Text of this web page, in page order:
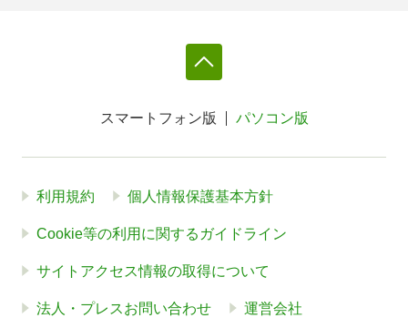
スマートフォン版 パソコン版
利用規約 個人情報保護基本方針
Cookie等の利用に関するガイドライン
サイトアクセス情報の取得について
法人・プレスお問い合わせ 運営会社